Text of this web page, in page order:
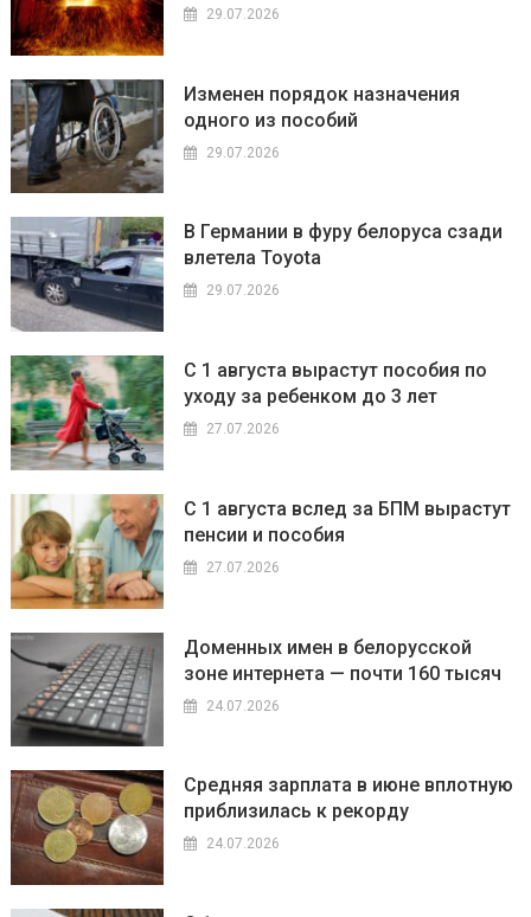
29.07.2026
Изменен порядок назначения
одного из пособий
29.07.2026
В Германии в фуру белоруса сзади
влетела Toyota
29.07.2026
С 1 августа вырастут пособия по
уходу за ребенком до 3 лет
27.07.2026
С 1 августа вслед за БПМ вырастут
пенсии и пособия
27.07.2026
Доменных имен в белорусской
зоне интернета — почти 160 тысяч
24.07.2026
Средняя зарплата в июне вплотную
приблизилась к рекорду
24.07.2026